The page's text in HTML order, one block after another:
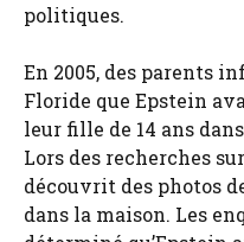
politiques.
En 2005, des parents
Floride que Epstein
leur fille de 14 ans
Lors des recherches
découvrit des photos
dans la maison. Les